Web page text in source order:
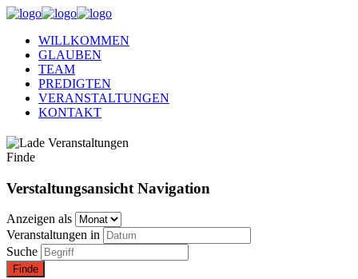
WILLKOMMEN
GLAUBEN
TEAM
PREDIGTEN
VERANSTALTUNGEN
KONTAKT
Finde
Verstaltungsansicht Navigation
Anzeigen als
Veranstaltungen in
Suche